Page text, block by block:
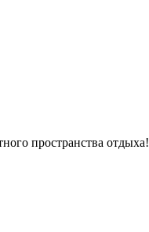
пространства отдыха!